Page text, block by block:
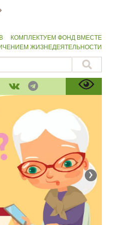
КОМПЛЕКТУЕМ ФОНД ВМЕСТЕ
ЖИЗНЕДЕЯТЕЛЬНОСТИ
›